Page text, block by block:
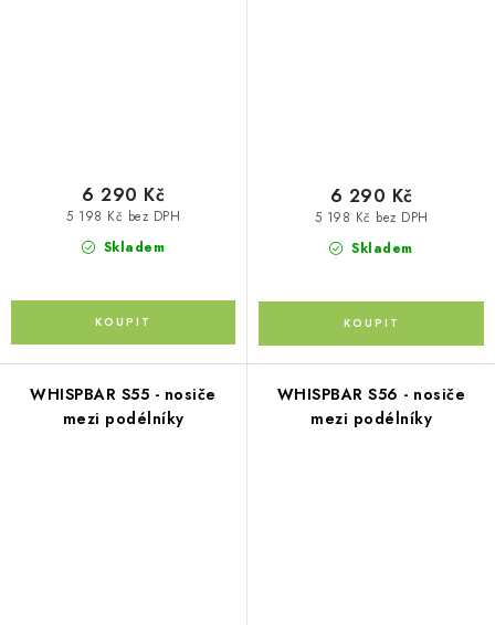
Skladem
5 198 Kč bez DPH
6 290 Kč
Skladem
5 198 Kč bez DPH
6 290 Kč
WHISPBAR S55 - nosiče
mezi podélníky
WHISPBAR S56 - nosiče
mezi podélníky